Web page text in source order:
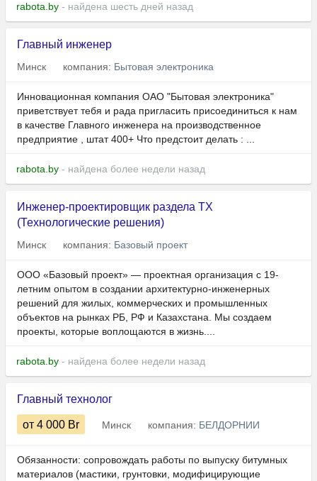
rabota.by - найдена шесть дней назад
Главный инженер
Минск компания: Бытовая электроника
Инновационная компания ОАО "Бытовая электроника"
приветствует тебя и рада пригласить присоединиться к нам
в качестве Главного инженера на производственное
предприятие , штат 400+ Что предстоит делать : ...
rabota.by - найдена более недели назад
Инженер-проектировщик раздела ТХ
(Технологические решения)
Минск компания: Базовый проект
ООО «Базовый проект» — проектная организация с 19-
летним опытом в создании архитектурно-инженерных
решений для жилых, коммерческих и промышленных
объектов на рынках РБ, РФ и Казахстана. Мы создаем
проекты, которые воплощаются в жизнь....
rabota.by - найдена более недели назад
Главный технолог
от 4 000 Br Минск компания: БЕЛДОРНИИ
Обязанности: сопровождать работы по выпуску битумных
материалов (мастики, грунтовки, модифицирующие